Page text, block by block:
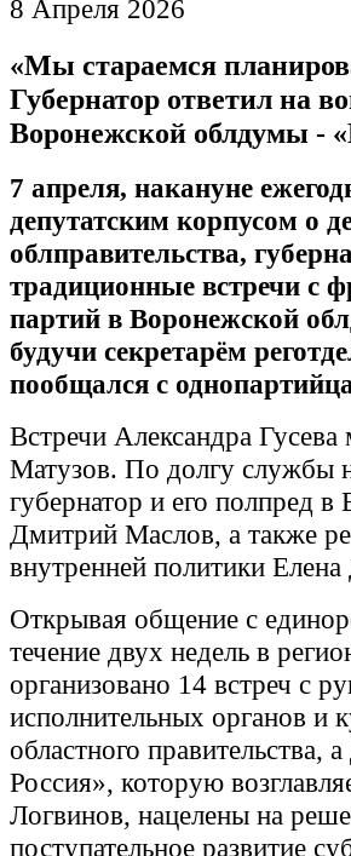
8 Апреля 2026
«Мы стараемся
Губернатор ответил на
Воронежской облдумы
7 апреля, накануне
депутатским корпусом о
облправительства,
традиционные встречи с
партий в Воронежской
будучи секретарём
пообщался с
Встречи Александра
Матузов. По долгу службы
губернатор и его полпред
Дмитрий Маслов, а также
внутренней политики Елена
Открывая общение с
течение двух недель в
организовано 14 встреч с
исполнительных органов
областного правительства,
Россия», которую
Логвинов, нацелены на
поступательное развитие